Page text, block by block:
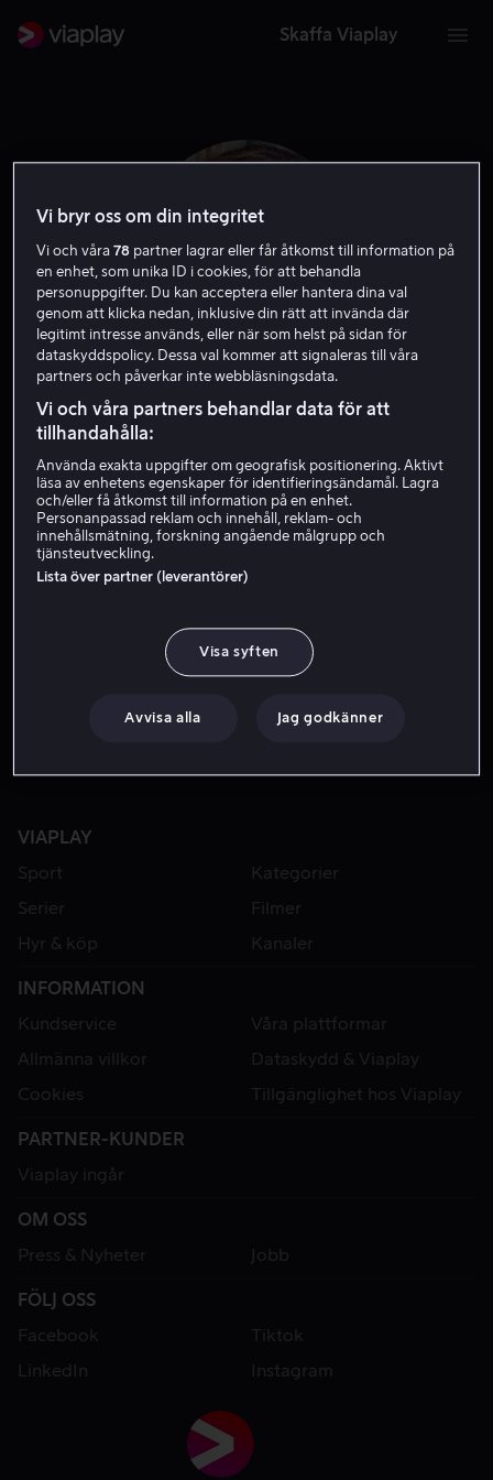
Skaffa Viaplay
Katie Griffin
VIAPLAY
Sport
Kategorier
Serier
Filmer
Hyr & köp
Kanaler
INFORMATION
Kundservice
Våra plattformar
Allmänna villkor
Dataskydd & Viaplay
Cookies
Tillgänglighet hos Viaplay
PARTNER-KUNDER
Viaplay ingår
OM OSS
Press & Nyheter
Jobb
FÖLJ OSS
Facebook
Tiktok
LinkedIn
Instagram
Vi bryr oss om din integritet
Vi och våra78 partner lagrar eller får åtkomst till information på
en enhet, som unika ID i cookies, för att behandla
personuppgifter. Du kan acceptera eller hantera dina val
genom att klicka nedan, inklusive din rätt att invända där
legitimt intresse används, eller när som helst på sidan för
dataskyddspolicy. Dessa val kommer att signaleras till våra
partners och påverkar inte webbläsningsdata.
Vi och våra partners behandlar data för att
tillhandahålla:
Använda exakta uppgifter om geografisk positionering. Aktivt
läsa av enhetens egenskaper för identifieringsändamål. Lagra
och/eller få åtkomst till information på en enhet.
Personanpassad reklam och innehåll, reklam- och
innehållsmätning, forskning angående målgrupp och
tjänsteutveckling.
Lista över partner (leverantörer)
Visa syften
Avvisa alla Jag godkänner